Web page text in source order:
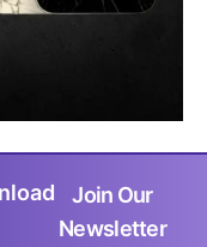
Join Our
Newsletter